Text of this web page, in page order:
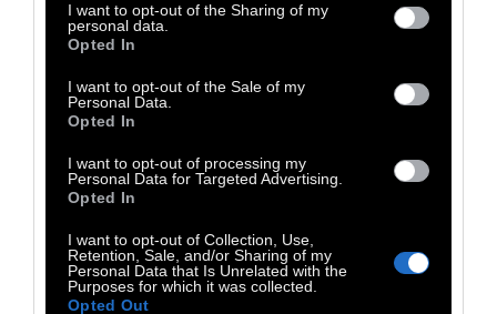
I want to opt-out of the Sharing of my
personal data.
Opted In
I want to opt-out of the Sale of my
Personal Data.
Opted In
I want to opt-out of processing my
Personal Data for Targeted Advertising.
Opted In
I want to opt-out of Collection, Use,
Retention, Sale, and/or Sharing of my
Personal Data that Is Unrelated with the
Purposes for which it was collected.
Opted Out
530 εκατομ. βουδιστές στον πλανήτη Γη
23 Μαΐου 2019